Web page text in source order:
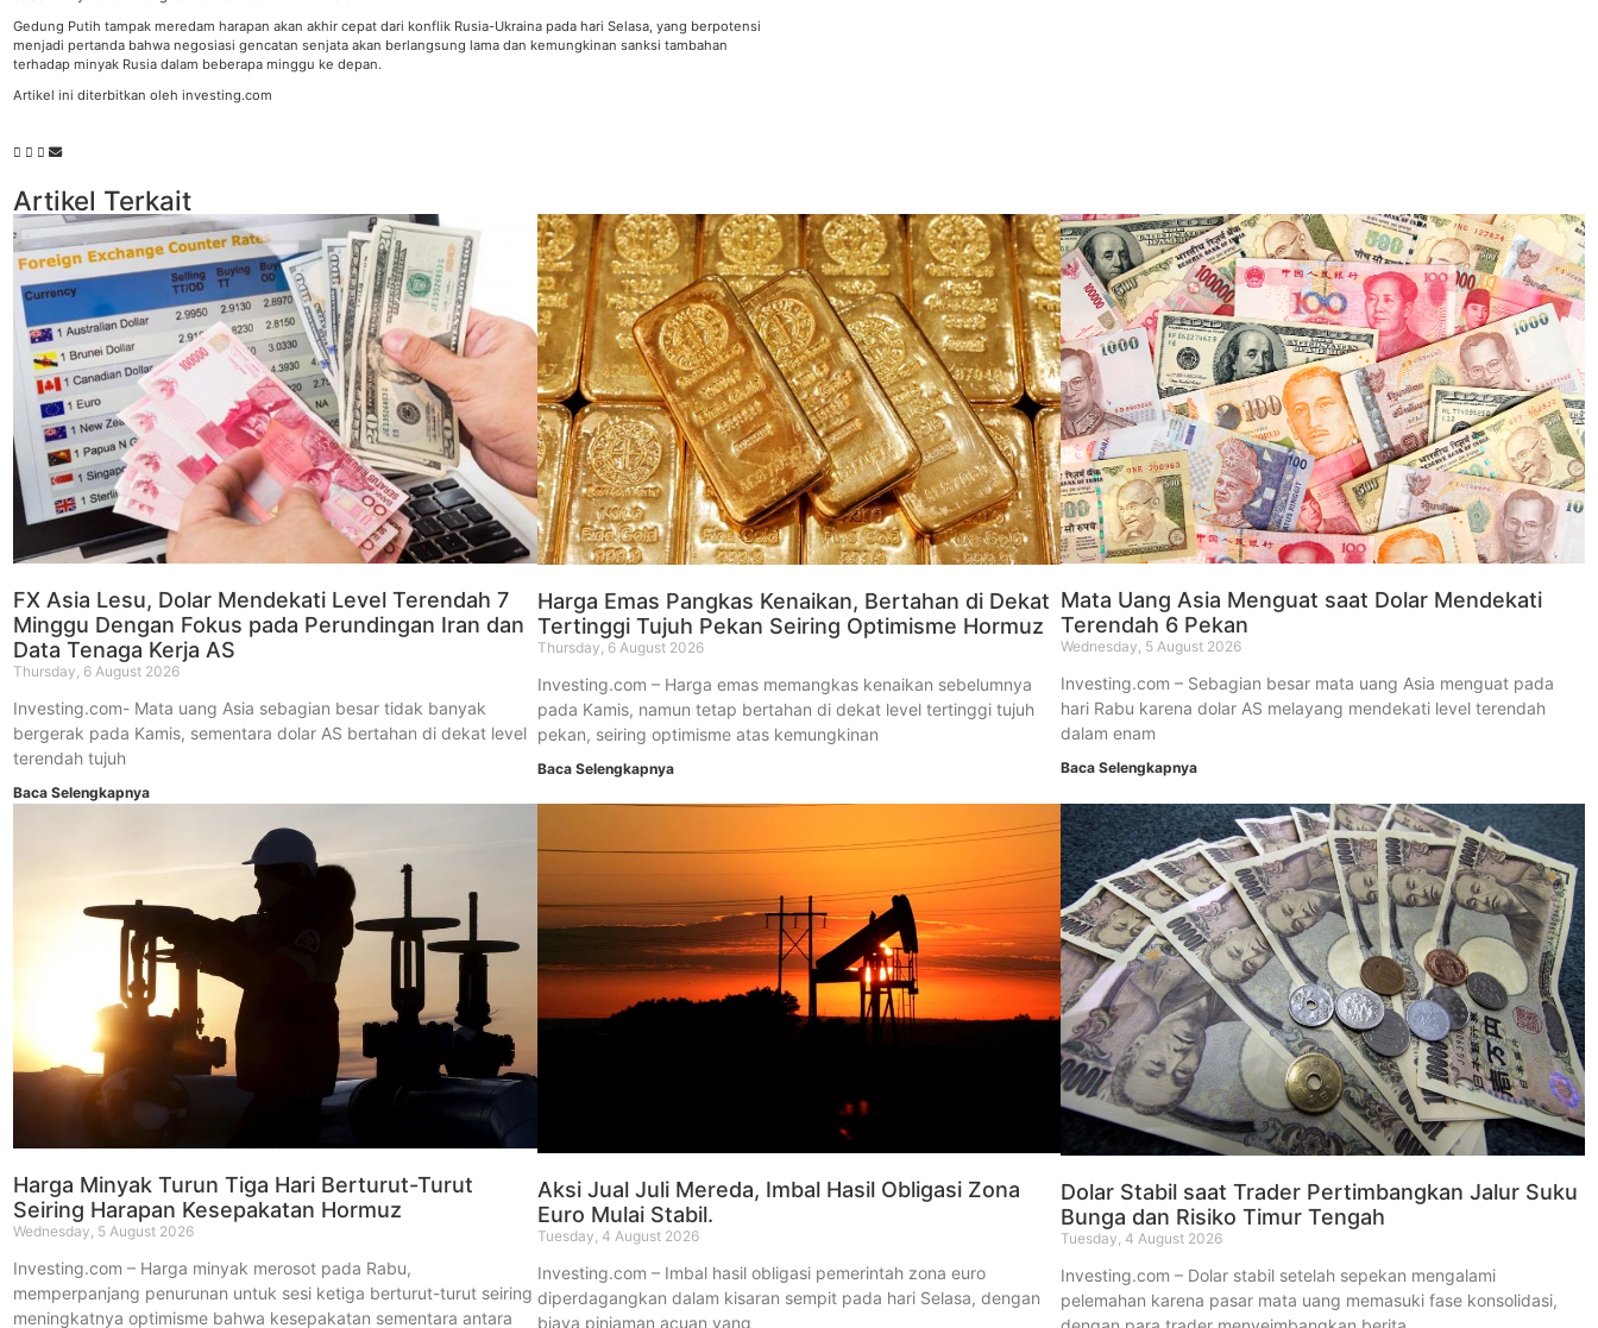
Gedung Putih tampak meredam harapan akan akhir cepat dari konflik Rusia-Ukraina pada hari Selasa, yang berpotensi
menjadi pertanda bahwa negosiasi gencatan senjata akan berlangsung lama dan kemungkinan sanksi tambahan
terhadap minyak Rusia dalam beberapa minggu ke depan.
Artikel ini diterbitkan oleh investing.com
Artikel Terkait
FX Asia Lesu, Dolar Mendekati Level Terendah 7
Minggu Dengan Fokus pada Perundingan Iran dan
Data Tenaga Kerja AS
Thursday, 6 August 2026
Investing.com- Mata uang Asia sebagian besar tidak banyak
bergerak pada Kamis, sementara dolar AS bertahan di dekat level
terendah tujuh
Baca Selengkapnya
Harga Emas Pangkas Kenaikan, Bertahan di Dekat
Tertinggi Tujuh Pekan Seiring Optimisme Hormuz
Thursday, 6 August 2026
Investing.com – Harga emas memangkas kenaikan sebelumnya
pada Kamis, namun tetap bertahan di dekat level tertinggi tujuh
pekan, seiring optimisme atas kemungkinan
Baca Selengkapnya
Mata Uang Asia Menguat saat Dolar Mendekati
Terendah 6 Pekan
Wednesday, 5 August 2026
Investing.com – Sebagian besar mata uang Asia menguat pada
hari Rabu karena dolar AS melayang mendekati level terendah
dalam enam
Baca Selengkapnya
Harga Minyak Turun Tiga Hari Berturut-Turut
Seiring Harapan Kesepakatan Hormuz
Wednesday, 5 August 2026
Investing.com – Harga minyak merosot pada Rabu,
memperpanjang penurunan untuk sesi ketiga berturut-turut seiring
meningkatnya optimisme bahwa kesepakatan sementara antara
Aksi Jual Juli Mereda, Imbal Hasil Obligasi Zona
Euro Mulai Stabil.
Tuesday, 4 August 2026
Investing.com – Imbal hasil obligasi pemerintah zona euro
diperdagangkan dalam kisaran sempit pada hari Selasa, dengan
biaya pinjaman acuan yang
Dolar Stabil saat Trader Pertimbangkan Jalur Suku
Bunga dan Risiko Timur Tengah
Tuesday, 4 August 2026
Investing.com – Dolar stabil setelah sepekan mengalami
pelemahan karena pasar mata uang memasuki fase konsolidasi,